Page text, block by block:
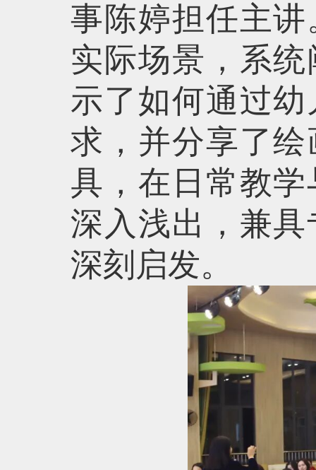
事陈婷担任主
实际场景，系
示了如何通过
求，并分享了
具，在日常教
深入浅出，兼
深刻启发。